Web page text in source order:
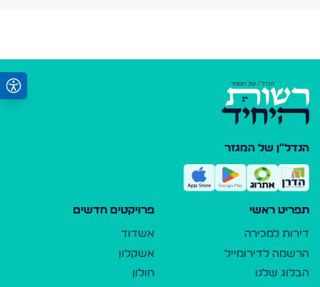
הנדל"ן של המגזר
תפריט ראשי
דירות למכירה
הרשמה לדירומייל
הבלוג שלנו
פרויקטים חדשים
אשדוד
אשקלון
חולון